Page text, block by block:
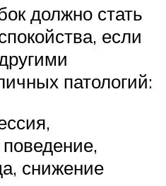
должно стать
если
патологий:
снижение